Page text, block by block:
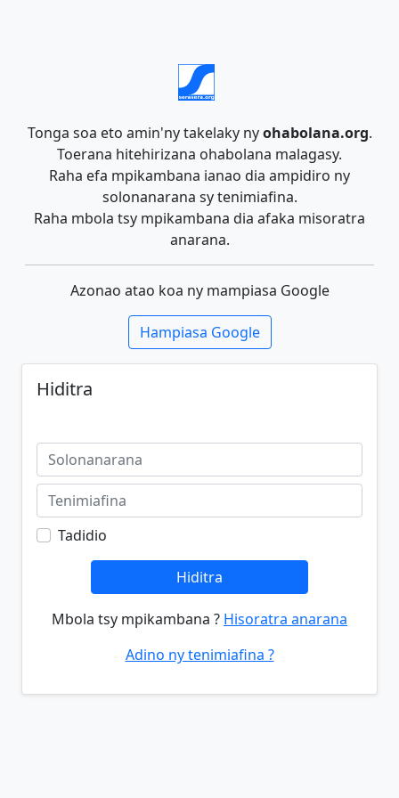
Tonga soa eto amin'ny takelaky nyohabolana.org.
Toerana hitehirizana ohabolana malagasy.
Raha efa mpikambana ianao dia ampidiro ny
solonanarana sy tenimiafina.
Raha mbola tsy mpikambana dia afaka misoratra
anarana.
Azonao atao koa ny mampiasa Google
Hampiasa Google
Hiditra
Tadidio
Hiditra
Mbola tsy mpikambana ? Hisoratra anarana
Adino ny tenimiafina ?